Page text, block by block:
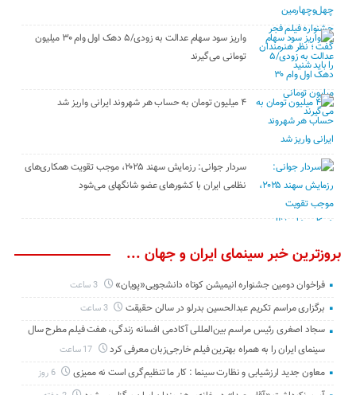
واریز سود سهام عدالت به زودی/۵ دهک اول وام ۳۰ میلیون
تومانی می‌گیرند
۴ میلیون تومان به حساب هر شهروند ایرانی واریز شد
سردار جوانی: رزمایش سهند ۲۰۲۵، موجب تقویت همکاری‌های
نظامی ایران با کشور‌های عضو شانگهای می‌شود
بروزترین خبر سینمای ایران و جهان ...
فراخوان دومین جشنواره انیمیشن کوتاه دانشجویی«پویان» 3 ساعت
برگزاری مراسم تکریم عبدالحسین بدرلو در سالن حقیقت 3 ساعت
سجاد اصغری رئیس مراسم بین‌المللی آکادمی افسانه زندگی، هفت فیلم مطرح سال
سینمای ایران را به همراه بهترین فیلم خارجی‌زبان معرفی کرد
17 ساعت
معاون جدید ارزشیابی و نظارت سینما : کار ما تنظیم‌گری است نه ممیزی 6 روز